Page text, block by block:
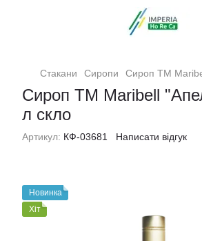
Стакани Сиропи Сироп ТМ
Сироп ТМ Maribell
л скло
Артикул: КФ-03681 Написати відгук
Новинка
Хіт